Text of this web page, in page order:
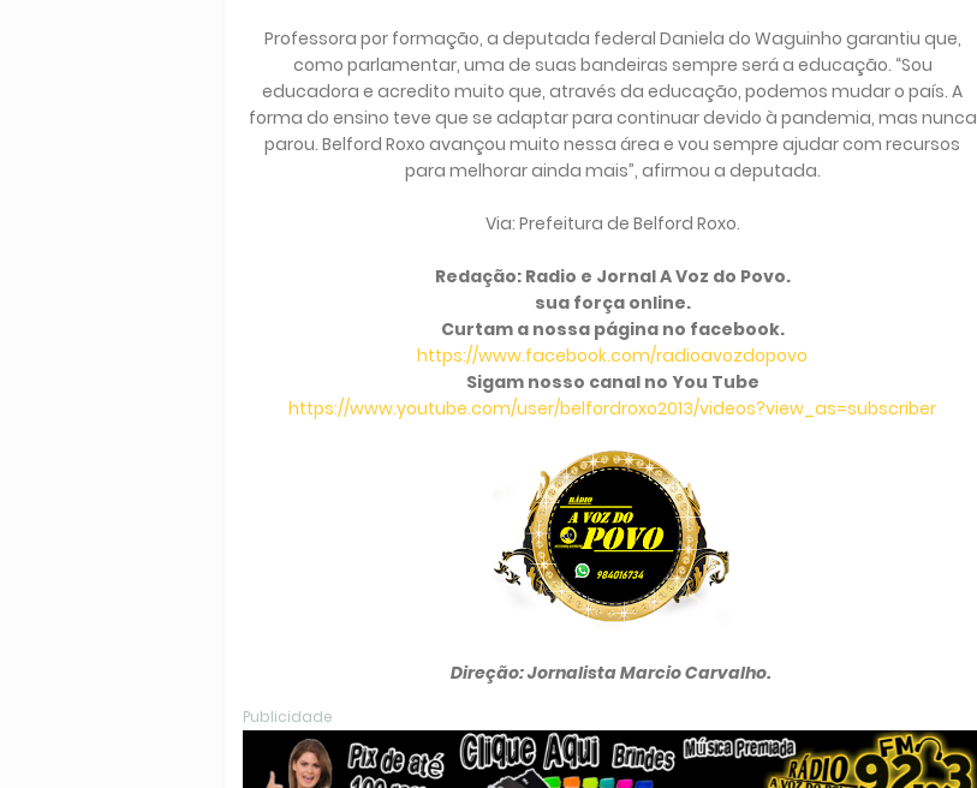
Professora por formação, a deputada federal Daniela do Waguinho garantiu que,
como parlamentar, uma de suas bandeiras sempre será a educação. “Sou
educadora e acredito muito que, através da educação, podemos mudar o país. A
forma do ensino teve que se adaptar para continuar devido à pandemia, mas nunca
parou. Belford Roxo avançou muito nessa área e vou sempre ajudar com recursos
para melhorar ainda mais”, afirmou a deputada.
Via: Prefeitura de Belford Roxo.
Redação: Radio e Jornal A Voz do Povo.
sua força online.
Curtam a nossa página no facebook.
https://www.facebook.com/radioavozdopovo
Sigam nosso canal no You Tube
https://www.youtube.com/user/belfordroxo2013/videos?view_as=subscriber
Direção: Jornalista Marcio Carvalho.
Publicidade